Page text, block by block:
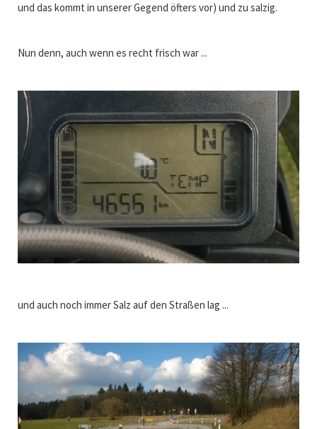
und das kommt in unserer Gegend öfters vor) und zu salzig.
Nun denn, auch wenn es recht frisch war ...
und auch noch immer Salz auf den Straßen lag ...